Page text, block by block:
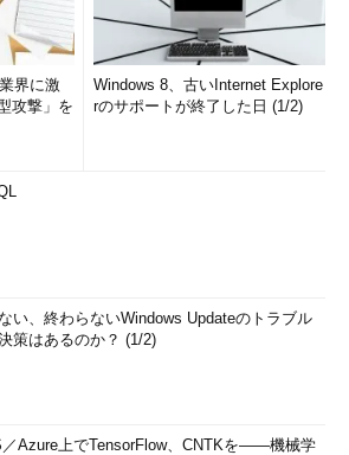
界に激
攻撃」を
Windows 8、古いInternet Explore
rのサポートが終了した日 (1/2)
い、終わらないWindows Updateのトラブル
策はあるのか？ (1/2)
Azure上でTensorFlow、CNTKを――機械学